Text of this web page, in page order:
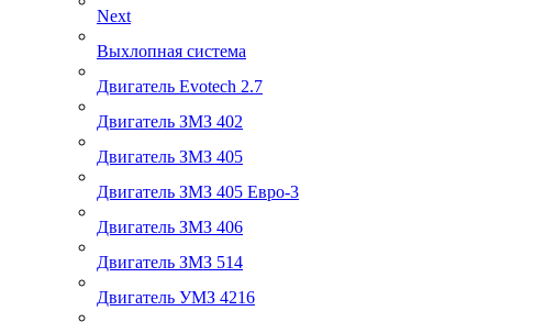
Next
Выхлопная система
Двигатель Evotech 2.7
Двигатель ЗМЗ 402
Двигатель ЗМЗ 405
Двигатель ЗМЗ 405 Евро-3
Двигатель ЗМЗ 406
Двигатель ЗМЗ 514
Двигатель УМЗ 4216